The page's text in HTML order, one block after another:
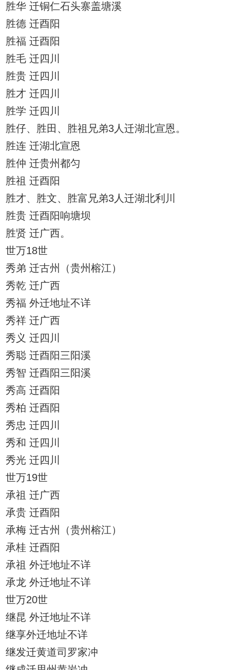
胜华 迁铜仁石头寨盖塘溪
胜德 迁酉阳
胜福 迁酉阳
胜毛 迁四川
胜贵 迁四川
胜才 迁四川
胜学 迁四川
胜仔、胜田、胜祖兄弟3人迁湖北宣恩。
胜连 迁湖北宣恩
胜仲 迁贵州都匀
胜祖 迁酉阳
胜才、胜文、胜富兄弟3人迁湖北利川
胜贵 迁酉阳响塘坝
胜贤 迁广西。
世万18世
秀弟 迁古州（贵州榕江）
秀乾 迁广西
秀福 外迁地址不详
秀祥 迁广西
秀义 迁四川
秀聪 迁酉阳三阳溪
秀智 迁酉阳三阳溪
秀高 迁酉阳
秀柏 迁酉阳
秀忠 迁四川
秀和 迁四川
秀光 迁四川
世万19世
承祖 迁广西
承贵 迁酉阳
承梅 迁古州（贵州榕江）
承桂 迁酉阳
承祖 外迁地址不详
承龙 外迁地址不详
世万20世
继昆 外迁地址不详
继享外迁地址不详
继发迁黄道司罗家冲